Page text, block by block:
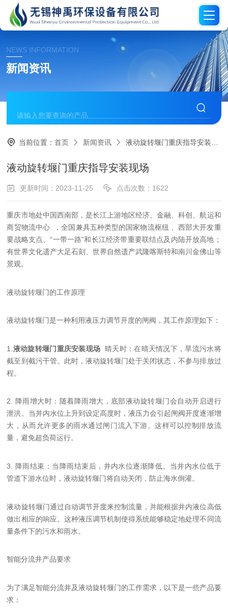
NEWS INFORMATION
新闻资讯
当前位置：首页 新闻资讯 液动旋转堰门重庆指导安装现场
液动旋转堰门重庆指导安装现场
更新时间：2023-11-25 点击次数：1622
重庆市地处中国西南部，是长江上游地区经济、金融、科创、航运和
商贸物流中心 ，全国兼具五种类型的国家物流枢纽 、西部大开发重
要战略支点、“一带一路”和长江经济带重要联结点及内陆开放高地；
有世界文化遗产大足石刻、世界自然遗产武隆喀斯特和南川金佛山等
景观。
液动旋转堰门的工作原理
液动旋转堰门是一种利用液压力调节开度的闸阀，其工作原理如下：
1. 液动旋转堰门重庆安装现场 晴天时：在晴天情况下，旱流污水将
截至到截污干管。此时，液动旋转堰门处于关闭状态，不参与排放过
程。
2. 降雨增大时：随着降雨增大，底部液动旋转堰门会自动开启进行
泄洪。当井内水位上升到设定高度时，液压力会引起闸阀开度逐渐增
大，从而允许更多的雨水通过闸门流入下游。这样可以控制排放流
量，避免超负荷运行。
3. 降雨结束：当降雨结束后，井内水位逐渐降低。当井内水位低于
管道下游水位时，液动旋转堰门将自动关闭，防止海水倒灌。
液动旋转堰门通过自动调节开度来控制流量，并能根据井内液位高低
做出相应的响应。这种液压调节机制使得系统能够稳定地处理不同流
量条件下的污水和雨水。
智能分流井产品要求
为了满足智能分流井及液动旋转堰门的工作需求，以下是一些产品要
求：